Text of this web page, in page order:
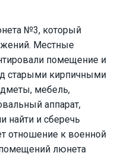
№3, который
Местные
помещение и
старыми кирпичными
мебель,
аппарат,
найти и сберечь
отношение к военной
люнета